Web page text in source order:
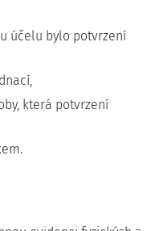
účelu bylo potvrzení
která potvrzení